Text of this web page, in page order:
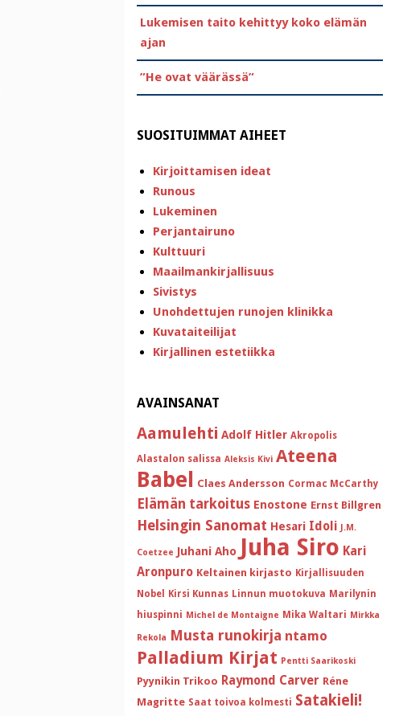
Lukemisen taito kehittyy koko elämän
ajan
”He ovat väärässä”
SUOSITUIMMAT AIHEET
Kirjoittamisen ideat
Runous
Lukeminen
Perjantairuno
Kulttuuri
Maailmankirjallisuus
Sivistys
Unohdettujen runojen klinikka
Kuvataiteilijat
Kirjallinen estetiikka
AVAINSANAT
Aamulehti Adolf Hitler Akropolis
Alastalon salissa Aleksis Kivi Ateena
Babel Claes Andersson Cormac McCarthy
Elämän tarkoitus Enostone Ernst Billgren
Helsingin Sanomat Hesari Idoli J.M.
Coetzee Juhani Aho Juha Siro Kari
Aronpuro Keltainen kirjasto Kirjallisuuden
Nobel
Kirsi Kunnas Linnun muotokuva Marilynin
hiuspinni Michel de Montaigne Mika Waltari Mirkka
Rekola Musta runokirja ntamo
Palladium Kirjat Pentti Saarikoski
Pyynikin Trikoo Raymond Carver Réne
Magritte Saat toivoa kolmesti Satakieli!